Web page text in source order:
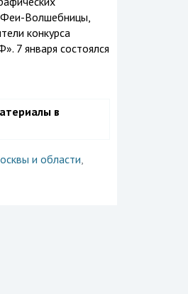
Феи-Волшебницы,
конкурса
7 января состоялся
в
и области,